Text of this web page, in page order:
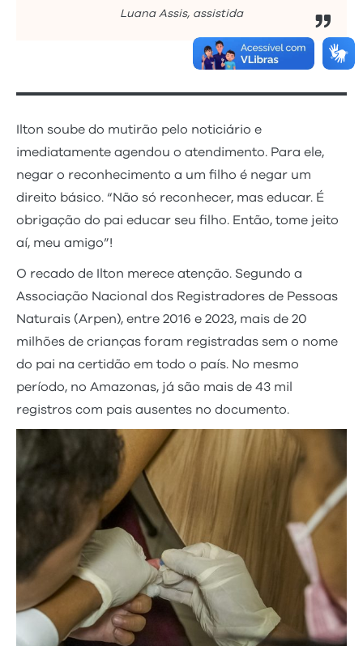
Luana Assis, assistida
Ilton soube do mutirão pelo noticiário e
imediatamente agendou o atendimento. Para ele,
negar o reconhecimento a um filho é negar um
direito básico. “Não só reconhecer, mas educar. É
obrigação do pai educar seu filho. Então, tome jeito
aí, meu amigo”!
O recado de Ilton merece atenção. Segundo a
Associação Nacional dos Registradores de Pessoas
Naturais (Arpen), entre 2016 e 2023, mais de 20
milhões de crianças foram registradas sem o nome
do pai na certidão em todo o país. No mesmo
período, no Amazonas, já são mais de 43 mil
registros com pais ausentes no documento.